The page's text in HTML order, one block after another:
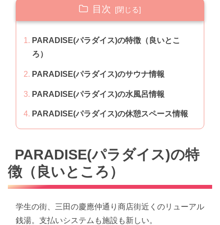
目次
PARADISE(パラダイス)の特徴（良いとこ
ろ）
PARADISE(パラダイス)のサウナ情報
PARADISE(パラダイス)の水風呂情報
PARADISE(パラダイス)の休憩スペース情報
PARADISE(パラダイス)の特
徴（良いところ）
学生の街、三田の慶應仲通り商店街近くのリューアル
銭湯。支払いシステムも施設も新しい。